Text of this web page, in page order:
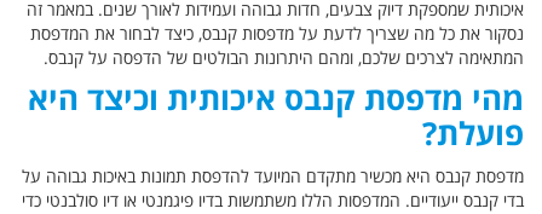
איכותית שמספקת דיוק צבעים, חדות גבוהה ועמידות לאורך שנים. במאמר זה
נסקור את כל מה שצריך לדעת על מדפסות קנבס, כיצד לבחור את המדפסת
המתאימה לצרכים שלכם, ומהם היתרונות הבולטים של הדפסה על קנבס.
מהי מדפסת קנבס איכותית וכיצד היא
פועלת?
מדפסת קנבס היא מכשיר מתקדם המיועד להדפסת תמונות באיכות גבוהה על
בדי קנבס ייעודיים. המדפסות הללו משתמשות בדיו פיגמנטי או דיו סולבנטי כדי